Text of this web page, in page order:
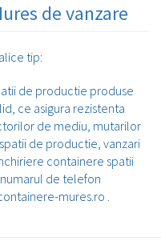
de vanzare
tip:
de productie produse
ce asigura rezistenta
de mediu, mutarilor
de productie, vanzari
containere spatii
de telefon
mures.ro .